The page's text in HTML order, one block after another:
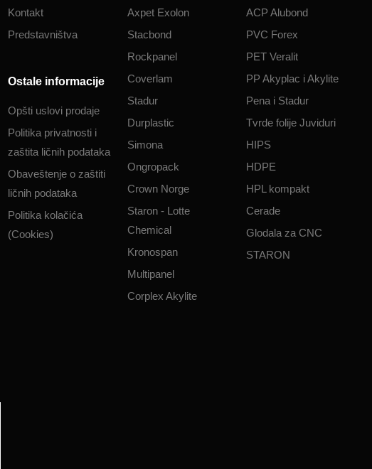
Kontakt
Predstavništva
Ostale informacije
Opšti uslovi prodaje
Politika privatnosti i
zaštita ličnih podataka​
Obaveštenje o zaštiti
ličnih podataka​
Politika kolačića
(Cookies)
Axpet Exolon
Stacbond
Rockpanel
Coverlam
Stadur
Durplastic
Simona
Ongropack
Crown Norge
Staron - Lotte
Chemical
Kronospan
Multipanel
Corplex Akylite
ACP Alubond
PVC Forex
PET Veralit
PP Akyplac i Akylite
Pena i Stadur
Tvrde folije Juviduri
HIPS
HDPE
HPL kompakt
Cerade
Glodala za CNC
STARON